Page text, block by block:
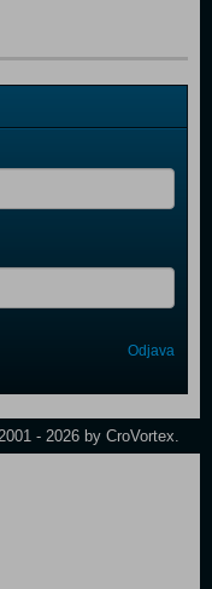
Odjava
- 2026 by CroVortex.